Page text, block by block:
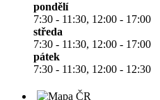
pondělí
7:30 - 11:30, 12:00 - 17:00
středa
7:30 - 11:30, 12:00 - 17:00
pátek
7:30 - 11:30, 12:00 - 12:30